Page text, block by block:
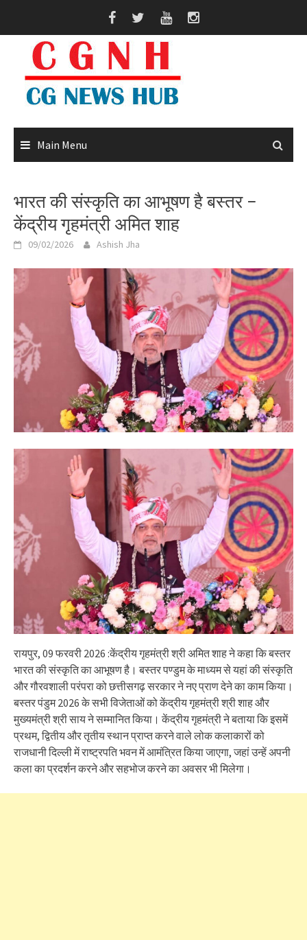
content
Main Menu
भारत की संस्कृति का आभूषण है बस्तर –
केंद्रीय गृहमंत्री अमित शाह
09/02/2026 Ashish Jha
रायपुर, 09 फरवरी 2026 :केंद्रीय गृहमंत्री श्री अमित शाह ने कहा कि बस्तर
भारत की संस्कृति का आभूषण है। बस्तर पण्डुम के माध्यम से यहां की संस्कृति
और गौरवशाली परंपरा को छत्तीसगढ़ सरकार ने नए प्राण देने का काम किया।
बस्तर पंडुम 2026 के सभी विजेताओं को केंद्रीय गृहमंत्री श्री शाह और
मुख्यमंत्री श्री साय ने सम्मानित किया। केंद्रीय गृहमंत्री ने बताया कि इसमें
प्रथम, द्वितीय और तृतीय स्थान प्राप्त करने वाले लोक कलाकारों को
राजधानी दिल्ली में राष्ट्रपति भवन में आमंत्रित किया जाएगा, जहां उन्हें अपनी
कला का प्रदर्शन करने और सहभोज करने का अवसर भी मिलेगा।